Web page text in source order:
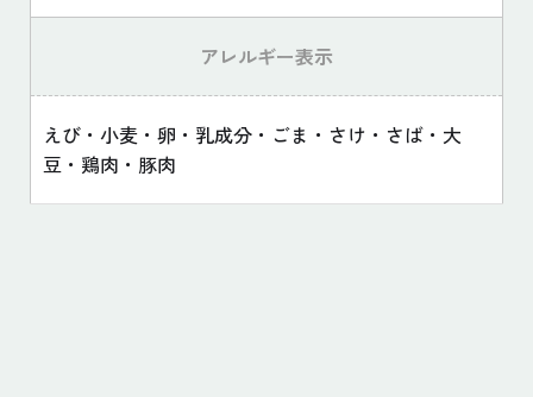
アレルギー表示
えび・小麦・卵・乳成分・ごま・さけ・さば・大
豆・鶏肉・豚肉